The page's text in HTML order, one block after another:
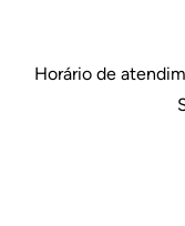
Horário de